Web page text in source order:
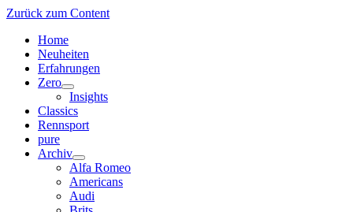
Zurück zum Content
Home
Neuheiten
Erfahrungen
Zero
Menü
öffnen
Insights
Classics
Rennsport
pure
Archiv
Menü
öffnen
Alfa Romeo
Americans
Audi